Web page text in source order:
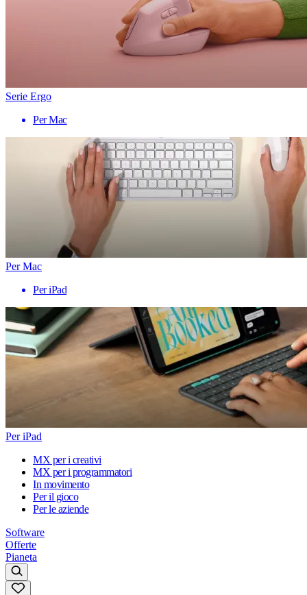
Serie Ergo
Per Mac
Per Mac
Per iPad
Per iPad
MX per i creativi
MX per i programmatori
In movimento
Per il gioco
Per le aziende
Software
Offerte
Pianeta